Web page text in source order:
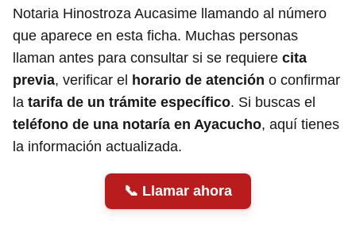
Notaria Hinostroza Aucasime llamando al número
que aparece en esta ficha. Muchas personas
llaman antes para consultar si se requiere cita
previa, verificar el horario de atención o confirmar
la tarifa de un trámite específico. Si buscas el
teléfono de una notaría en Ayacucho, aquí tienes
la información actualizada.
Llamar ahora